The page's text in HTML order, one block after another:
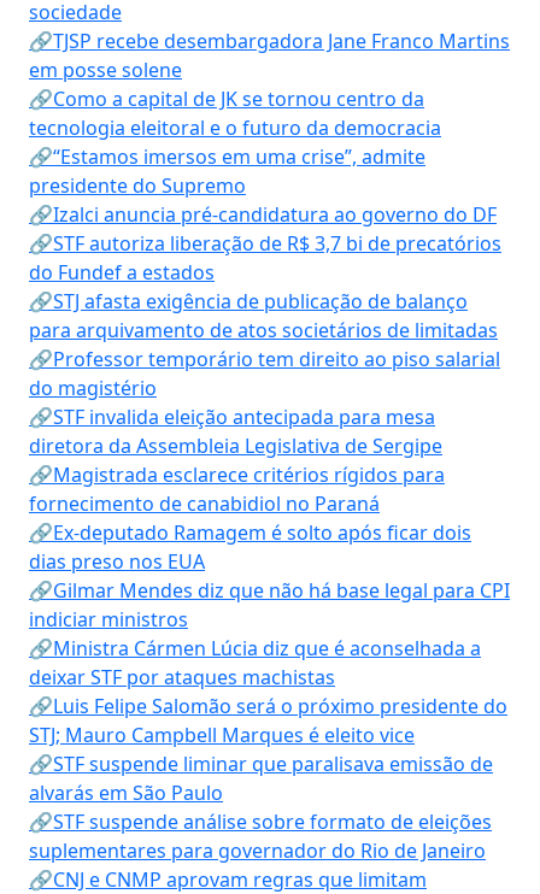
sociedade
🔗TJSP recebe desembargadora Jane Franco Martins
em posse solene
🔗Como a capital de JK se tornou centro da
tecnologia eleitoral e o futuro da democracia
🔗“Estamos imersos em uma crise”, admite
presidente do Supremo
🔗Izalci anuncia pré-candidatura ao governo do DF
🔗STF autoriza liberação de R$ 3,7 bi de precatórios
do Fundef a estados
🔗STJ afasta exigência de publicação de balanço
para arquivamento de atos societários de limitadas
🔗Professor temporário tem direito ao piso salarial
do magistério
🔗STF invalida eleição antecipada para mesa
diretora da Assembleia Legislativa de Sergipe
🔗Magistrada esclarece critérios rígidos para
fornecimento de canabidiol no Paraná
🔗Ex-deputado Ramagem é solto após ficar dois
dias preso nos EUA
🔗Gilmar Mendes diz que não há base legal para CPI
indiciar ministros
🔗Ministra Cármen Lúcia diz que é aconselhada a
deixar STF por ataques machistas
🔗Luis Felipe Salomão será o próximo presidente do
STJ; Mauro Campbell Marques é eleito vice
🔗STF suspende liminar que paralisava emissão de
alvarás em São Paulo
🔗STF suspende análise sobre formato de eleições
suplementares para governador do Rio de Janeiro
🔗CNJ e CNMP aprovam regras que limitam